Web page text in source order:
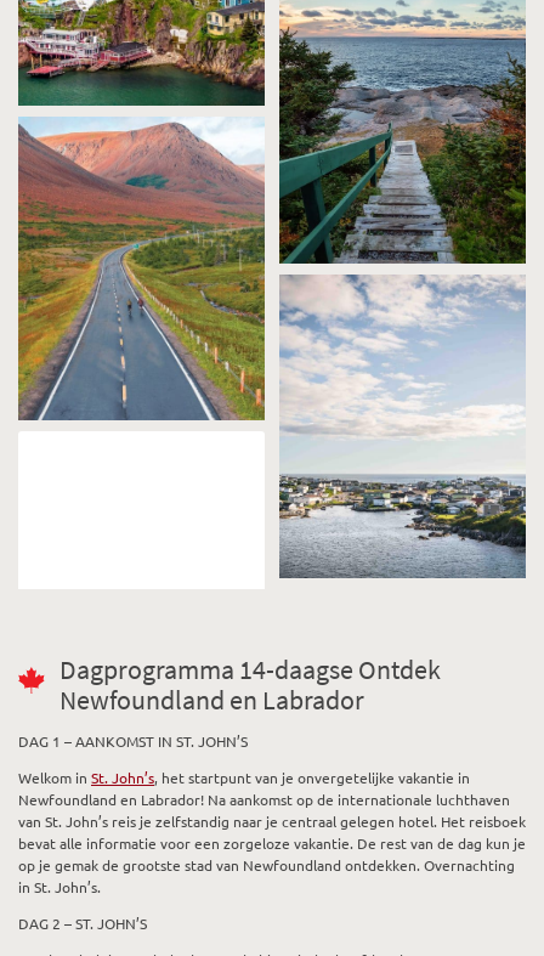
Dagprogramma 14-daagse Ontdek
Newfoundland en Labrador
DAG 1 – AANKOMST IN ST. JOHN’S
Welkom in St. John’s, het startpunt van je onvergetelijke vakantie in
Newfoundland en Labrador! Na aankomst op de internationale luchthaven
van St. John’s reis je zelfstandig naar je centraal gelegen hotel. Het reisboek
bevat alle informatie voor een zorgeloze vakantie. De rest van de dag kun je
op je gemak de grootste stad van Newfoundland ontdekken. Overnachting
in St. John’s.
DAG 2 – ST. JOHN’S